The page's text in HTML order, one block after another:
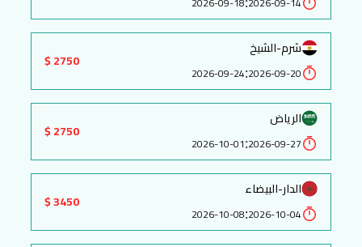
شرم-الشيخ
2026-09-20
:
2026-09-24
2750 $
الرياض
2026-09-27
:
2026-10-01
2750 $
الدار-البيضاء
2026-10-04
:
2026-10-08
3450 $